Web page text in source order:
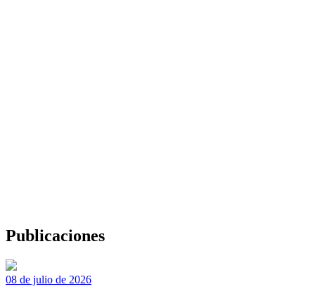
Publicaciones
08 de julio de 2026